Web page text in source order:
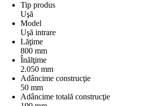
Tip produs
Uşă
Model
Uşă intrare
Lăţime
800 mm
Înălţime
2.050 mm
Adâncime construcţie
50 mm
Adâncime totală construcţie